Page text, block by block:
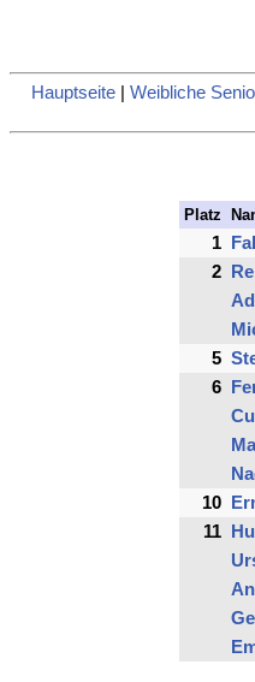
Hauptseite Weibliche
Platz
1
2
5
6
10
11